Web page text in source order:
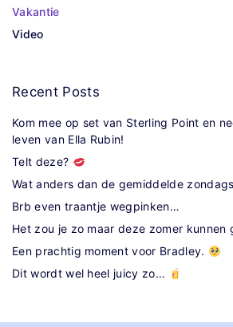
Vakantie
Video
Recent Posts
Kom mee op set van Sterling Point en
leven van Ella Rubin!
Telt deze?
Wat anders dan de gemiddelde
Brb even traantje wegpinken…
Het zou je zo maar deze zomer kunnen
Een prachtig moment voor Bradley.
Dit wordt wel heel juicy zo…